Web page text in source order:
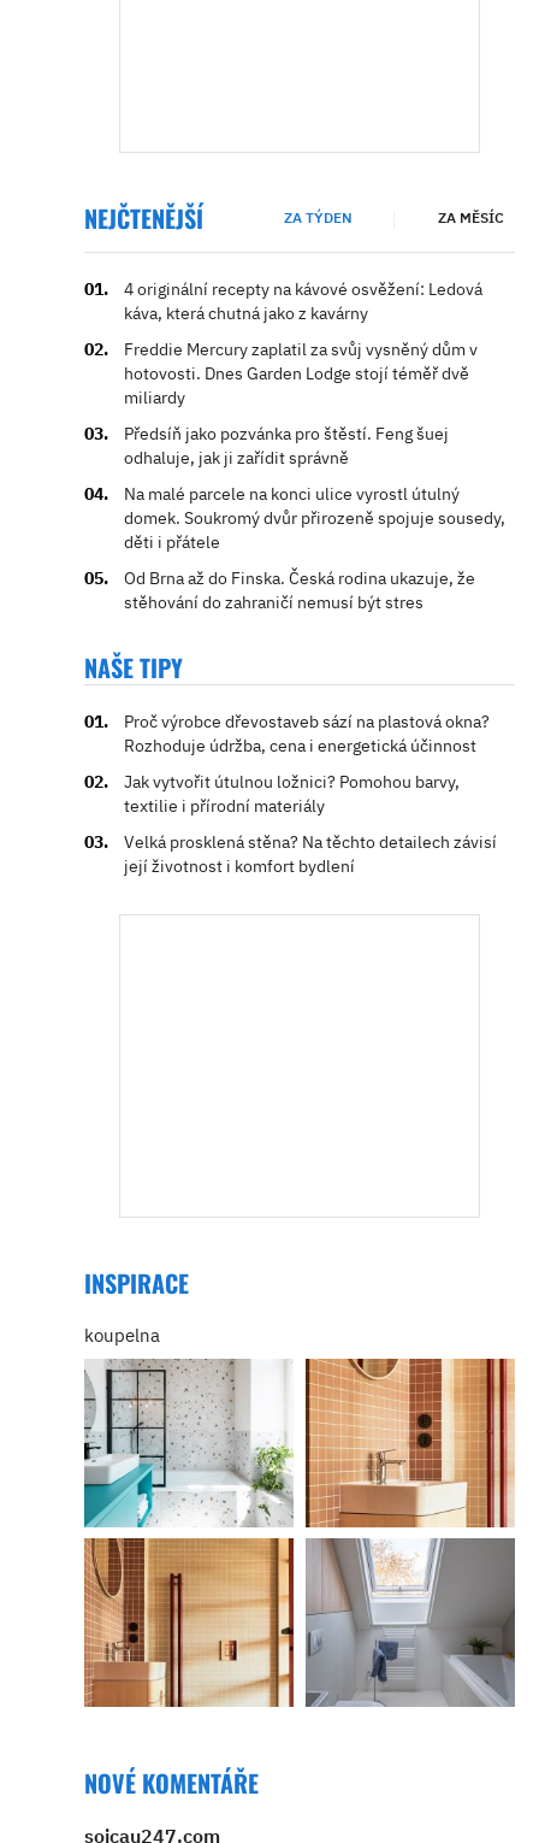
NEJČTENĚJŠÍ ZA TÝDEN ZA MĚSÍC
4 originální recepty na kávové osvěžení: Ledová
káva, která chutná jako z kavárny
Freddie Mercury zaplatil za svůj vysněný dům v
hotovosti. Dnes Garden Lodge stojí téměř dvě
miliardy
Předsíň jako pozvánka pro štěstí. Feng šuej
odhaluje, jak ji zařídit správně
Na malé parcele na konci ulice vyrostl útulný
domek. Soukromý dvůr přirozeně spojuje sousedy,
děti i přátele
Od Brna až do Finska. Česká rodina ukazuje, že
stěhování do zahraničí nemusí být stres
NAŠE TIPY
Proč výrobce dřevostaveb sází na plastová okna?
Rozhoduje údržba, cena i energetická účinnost
Jak vytvořit útulnou ložnici? Pomohou barvy,
textilie i přírodní materiály
Velká prosklená stěna? Na těchto detailech závisí
její životnost i komfort bydlení
INSPIRACE
koupelna
NOVÉ KOMENTÁŘE
soicau247.com